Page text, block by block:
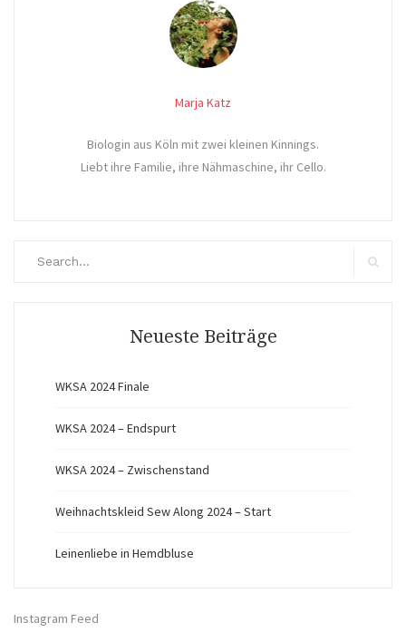
Marja Katz
Biologin aus Köln mit zwei kleinen Kinnings.
Liebt ihre Familie, ihre Nähmaschine, ihr Cello.
Neueste Beiträge
WKSA 2024 Finale
WKSA 2024 – Endspurt
WKSA 2024 – Zwischenstand
Weihnachtskleid Sew Along 2024 – Start
Leinenliebe in Hemdbluse
Instagram Feed